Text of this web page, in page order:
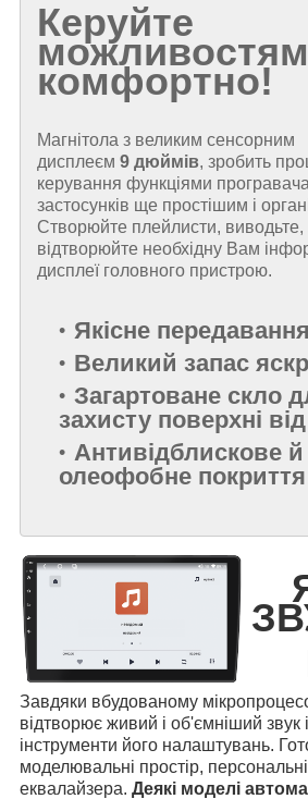
Керуйте
комфортно!
Магнітола з великим сенсорним
дисплеєм 9 дюймів, зробить
керування функціями
застосунків ще простішим і
Створюйте плейлисти, виводьте,
відтворюйте необхідну Вам
дисплеї головного пристрою.
Якісне
Великий запас
Загартоване скло
захисту поверхні
Антивідблискове й
олеофобне покриття
Завдяки вбудованому
відтворює живий і об'ємніший звук
інструменти його налаштувань.
моделювальні простір,
еквалайзера. Деякі моделі